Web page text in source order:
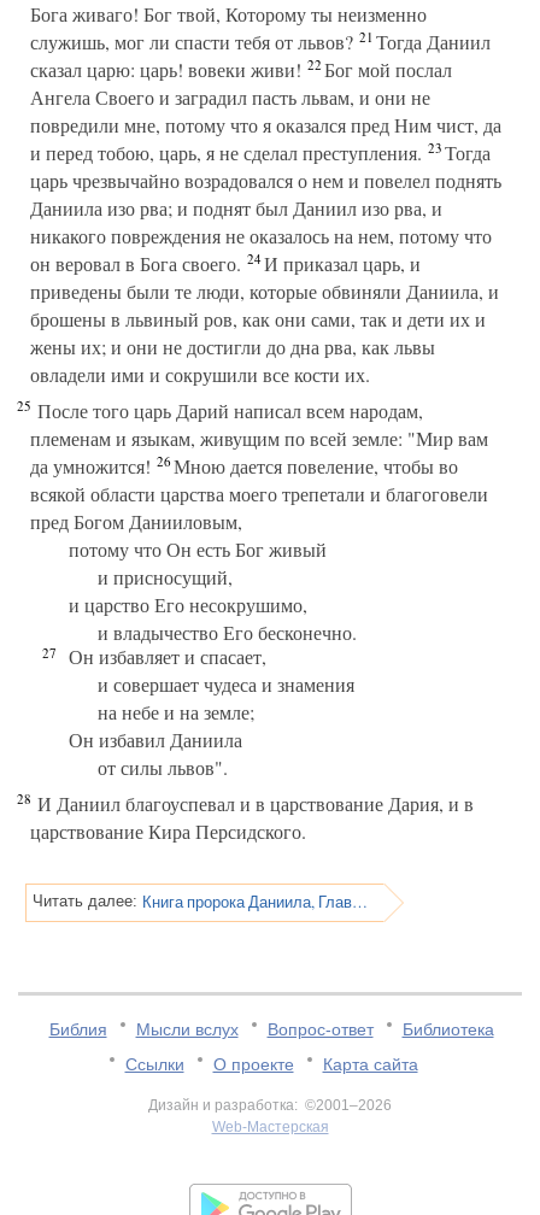
Бога живаго! Бог твой, Которому ты неизменно
служишь, мог ли спасти тебя от львов? 21Тогда Даниил
сказал царю: царь! вовеки живи! 22Бог мой послал
Ангела Своего и заградил пасть львам, и они не
повредили мне, потому что я оказался пред Ним чист, да
и перед тобою, царь, я не сделал преступления. 23Тогда
царь чрезвычайно возрадовался о нем и повелел поднять
Даниила изо рва; и поднят был Даниил изо рва, и
никакого повреждения не оказалось на нем, потому что
он веровал в Бога своего. 24И приказал царь, и
приведены были те люди, которые обвиняли Даниила, и
брошены в львиный ров, как они сами, так и дети их и
жены их; и они не достигли до дна рва, как львы
овладели ими и сокрушили все кости их.
25 После того царь Дарий написал всем народам,
племенам и языкам, живущим по всей земле: "Мир вам
да умножится! 26Мною дается повеление, чтобы во
всякой области царства моего трепетали и благоговели
пред Богом Данииловым,
потому что Он есть Бог живый
и присносущий,
и царство Его несокрушимо,
и владычество Его бесконечно.
27
Он избавляет и спасает,
и совершает чудеса и знамения
на небе и на земле;
Он избавил Даниила
от силы львов".
28 И Даниил благоуспевал и в царствование Дария, и в
царствование Кира Персидского.
Читать далее: Книга пророка Даниила, Глава 7
Библия Мысли вслух Вопрос-ответ
Библиотека
Ссылки
О проекте Карта сайта
Дизайн и разработка: ©2001–2026
Web-Мастерская